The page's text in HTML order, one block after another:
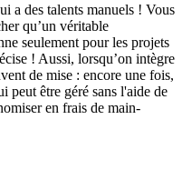
a des talents manuels ! Vous
qu’un véritable
seulement pour les projets
! Aussi, lorsqu’on intègre
de mise : encore une fois,
peut être géré sans l'aide de
en frais de main-